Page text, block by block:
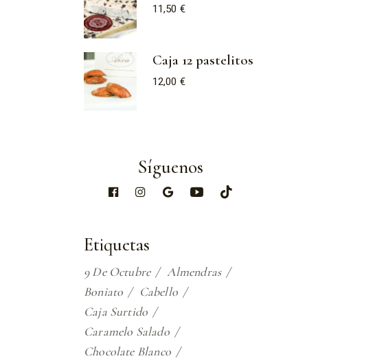
11,50 €
Caja 12 pastelitos
12,00 €
Síguenos
Etiquetas
9 De Octubre
Almendras
Boniato
Cabello
Caja Surtido
Caramelo Salado
Chocolate Blanco